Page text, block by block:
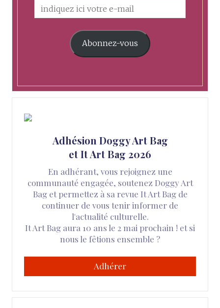
Abonnez-vous
Adhésion Doggy Art Bag
et It Art Bag 2026
En adhérant, vous rejoignez une
communauté engagée, soutenez Doggy Art
Bag et permettez à sa revue It Art Bag de
continuer de vous tenir informer de
l'actualité culturelle.
It Art Bag aura 10 ans le 2 mai prochain ! et si
nous le fêtions ensemble ?
Adhérer